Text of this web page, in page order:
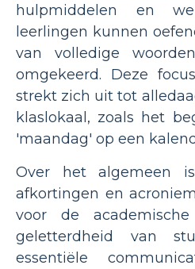
hulpmiddelen en
leerlingen kunnen
van volledige
omgekeerd. Deze
strekt zich uit tot
klaslokaal, zoals het
'maandag' op een
Over het algemeen
afkortingen en
voor de
geletterdheid van
essentiële